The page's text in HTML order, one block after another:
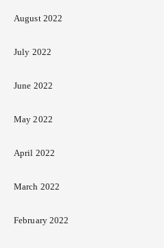
August 2022
July 2022
June 2022
May 2022
April 2022
March 2022
February 2022